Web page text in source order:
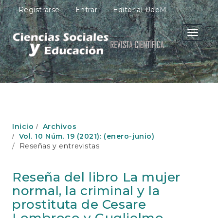
N
a
v
e
g
a
c
i
ó
n
c
l
C
n
Registrarse Entrar Editorial UdeM
Toggle
Inicio
Archivos
Vol. 10 Núm. 19 (2021): (enero-junio)
Reseñas y entrevistas
Reseña del libro La mujer
normal, la criminal y la
prostituta de Cesare